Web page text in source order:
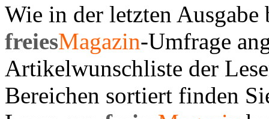
Wie in der letzten
freiesMagazin-Umfrage
Artikelwunschliste der
Bereichen sortiert finden